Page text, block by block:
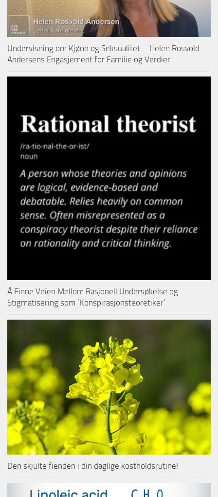
Undervisning om Kjønn og Seksualitet – Helen Rosvold
Andersens Engasjement for Familie og Verdier
Å Finne Veien Mellom Rasjonell Undersøkelse og
Stigmatisering som ‘Konspirasjonsteoretiker’
Den skjulte fienden i din daglige kostholdsrutine!